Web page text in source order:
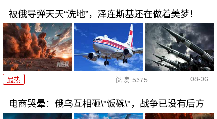
被俄导弹天天“洗地”，泽连斯基还在做着美梦！
最热 阅读 5375 08-06
电商哭晕：俄乌互相砸\"饭碗\"，战争已没有后方